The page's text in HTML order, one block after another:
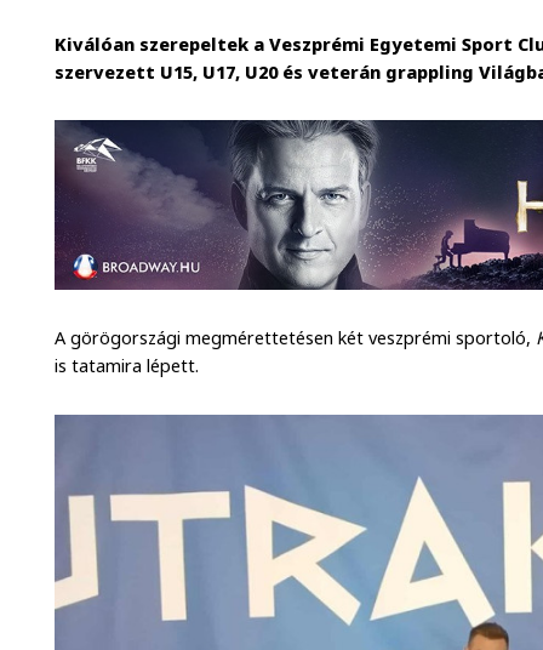
Kiválóan szerepeltek a Veszprémi Egyetemi Sport
szervezett U15, U17, U20 és veterán grappling
A görögországi megmérettetésen két veszprémi sportoló,
is tatamira lépett.